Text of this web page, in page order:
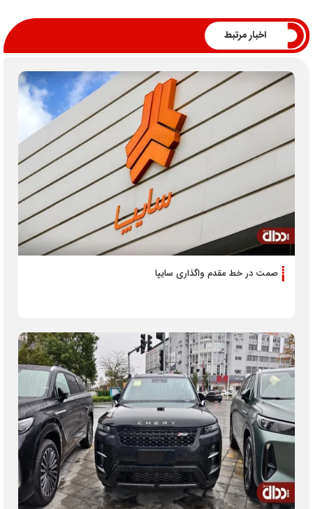
اخبار مرتبط
صمت در خط مقدم واگذاری سایپا